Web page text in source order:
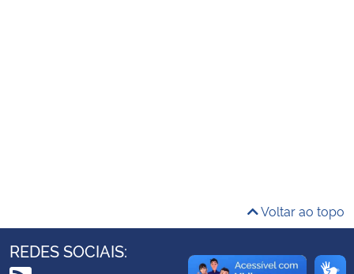
Ministério do Desenvolvimento Regional
Voltar ao topo
REDES SOCIAIS: